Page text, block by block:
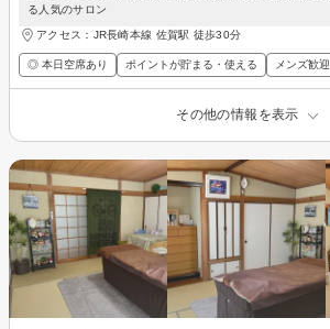
る人気のサロン
アクセス：JR長崎本線 佐賀駅 徒歩30分
◎ 本日空席あり ポイントが貯まる・使える メンズ歓迎
その他の情報を表示